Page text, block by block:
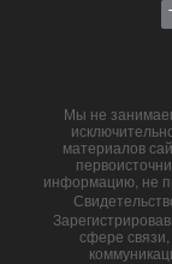
Мы не
материалов
информацию, не
сфере